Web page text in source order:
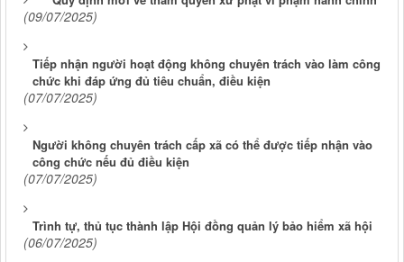
(09/07/2025)
Tiếp nhận người hoạt động không chuyên trách vào làm công
chức khi đáp ứng đủ tiêu chuẩn, điều kiện
(07/07/2025)
Người không chuyên trách cấp xã có thể được tiếp nhận vào
công chức nếu đủ điều kiện
(07/07/2025)
Trình tự, thủ tục thành lập Hội đồng quản lý bảo hiểm xã hội
(06/07/2025)